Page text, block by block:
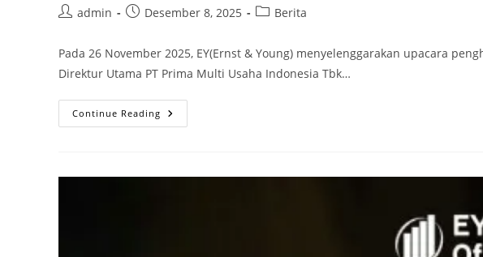
admin Desember 8, 2025 Berita
Pada 26 November 2025, EY(Ernst & Young) menyelenggarakan upacara
Direktur Utama PT Prima Multi Usaha Indonesia Tbk…
Continue Reading